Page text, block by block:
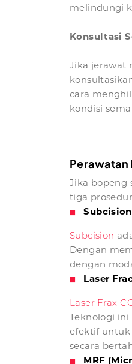
melindungi
Konsultasi
Jika jerawat
cara
kondisi
Perawatan
Jika bopeng
tiga
Subcision
Subcision
Dengan
dengan
Laser
Laser Frax
Teknologi ini
efektif untuk
secara
MRF